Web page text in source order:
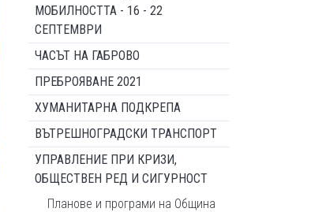
МОБИЛНОСТТА - 16 - 22
СЕПТЕМВРИ
ЧАСЪТ НА ГАБРОВО
ПРЕБРОЯВАНЕ 2021
ХУМАНИТАРНА ПОДКРЕПА
ВЪТРЕШНОГРАДСКИ ТРАНСПОРТ
УПРАВЛЕНИЕ ПРИ КРИЗИ,
ОБЩЕСТВЕН РЕД И СИГУРНОСТ
Планове и програми на Община